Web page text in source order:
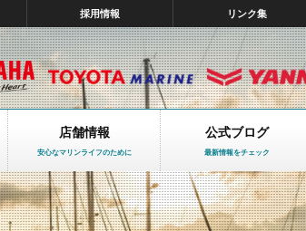
採用情報 リンク集
店舗情報
安心なマリンライフのために
公式ブログ
最新情報をチェック